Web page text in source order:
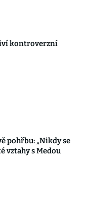
kontroverzní
pohřbu: „Nikdy se
vztahy s Medou